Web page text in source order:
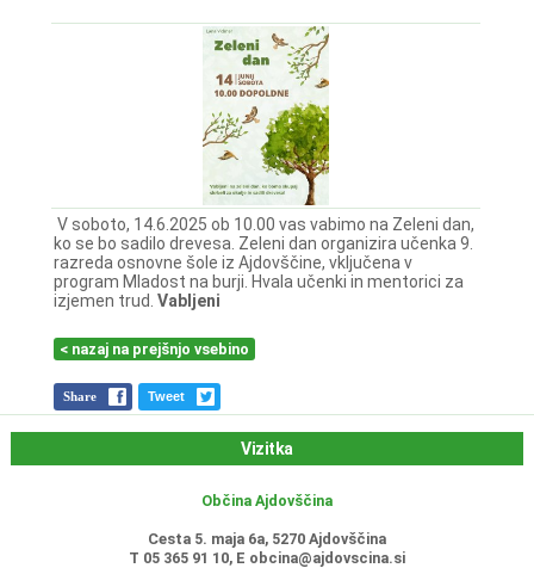
V soboto, 14.6.2025 ob 10.00 vas vabimo na Zeleni dan,
ko se bo sadilo drevesa. Zeleni dan organizira učenka 9.
razreda osnovne šole iz Ajdovščine, vključena v
program Mladost na burji. Hvala učenki in mentorici za
izjemen trud. Vabljeni
< nazaj na prejšnjo vsebino
Share Tweet
Vizitka
Občina Ajdovščina
Cesta 5. maja 6a, 5270 Ajdovščina
T 05 365 91 10, E obcina@ajdovscina.si